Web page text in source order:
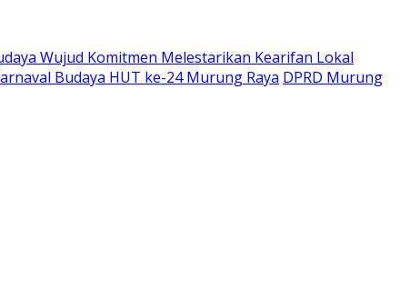
Wujud Komitmen Melestarikan Kearifan Lokal
Budaya HUT ke-24 Murung Raya DPRD Murung